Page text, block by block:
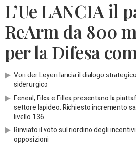
L’Ue LANCIA il
ReArm da 800
per la Difesa
Von der Leyen lancia il dialogo
siderurgico
Feneal, Filca e Fillea presentano la
settore lapideo. Richiesto incremento
livello 136
Rinviato il voto sul riordino degli
opposizioni